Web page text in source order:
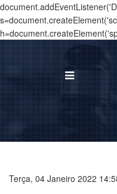
Terça, 04 Janeiro 2022